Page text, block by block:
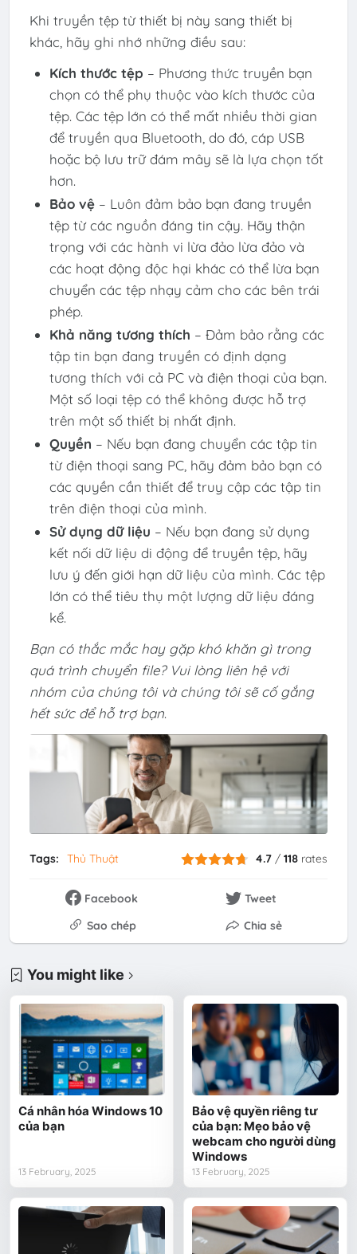
Khi truyền tệp từ thiết bị này sang thiết bị
khác, hãy ghi nhớ những điều sau:
Kích thước tệp – Phương thức truyền bạn
chọn có thể phụ thuộc vào kích thước của
tệp. Các tệp lớn có thể mất nhiều thời gian
để truyền qua Bluetooth, do đó, cáp USB
hoặc bộ lưu trữ đám mây sẽ là lựa chọn tốt
hơn.
Bảo vệ– Luôn đảm bảo bạn đang truyền
tệp từ các nguồn đáng tin cậy. Hãy thận
trọng với các hành vi lừa đảo lừa đảo và
các hoạt động độc hại khác có thể lừa bạn
chuyển các tệp nhạy cảm cho các bên trái
phép.
Khả năng tương thích – Đảm bảo rằng các
tập tin bạn đang truyền có định dạng
tương thích với cả PC và điện thoại của bạn.
Một số loại tệp có thể không được hỗ trợ
trên một số thiết bị nhất định.
Quyền – Nếu bạn đang chuyển các tập tin
từ điện thoại sang PC, hãy đảm bảo bạn có
các quyền cần thiết để truy cập các tập tin
trên điện thoại của mình.
Sử dụng dữ liệu – Nếu bạn đang sử dụng
kết nối dữ liệu di động để truyền tệp, hãy
lưu ý đến giới hạn dữ liệu của mình. Các tệp
lớn có thể tiêu thụ một lượng dữ liệu đáng
kể.
Bạn có thắc mắc hay gặp khó khăn gì trong
quá trình chuyển file? Vui lòng liên hệ với
nhóm của chúng tôi và chúng tôi sẽ cố gắng
hết sức để hỗ trợ bạn.
Tags: Thủ Thuật 4.7 /118 rates
Facebook
Tweet
Sao chép
Chia sẻ
You might like
Cá nhân hóa Windows 10
của bạn
13 February, 2025
Bảo vệ quyền riêng tư
của bạn: Mẹo bảo vệ
webcam cho người dùng
Windows
13 February, 2025